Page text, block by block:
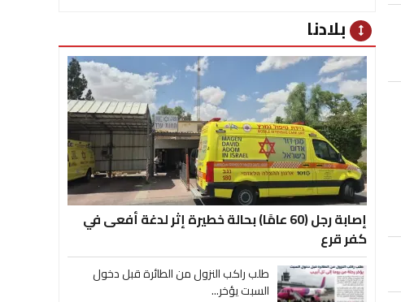
height بلادنا
إصابة رجل (60 عامًا) بحالة خطيرة إثر لدغة أفعى في
كفر قرع
طلب راكب النزول من الطائرة قبل دخول
السبت يؤخر...